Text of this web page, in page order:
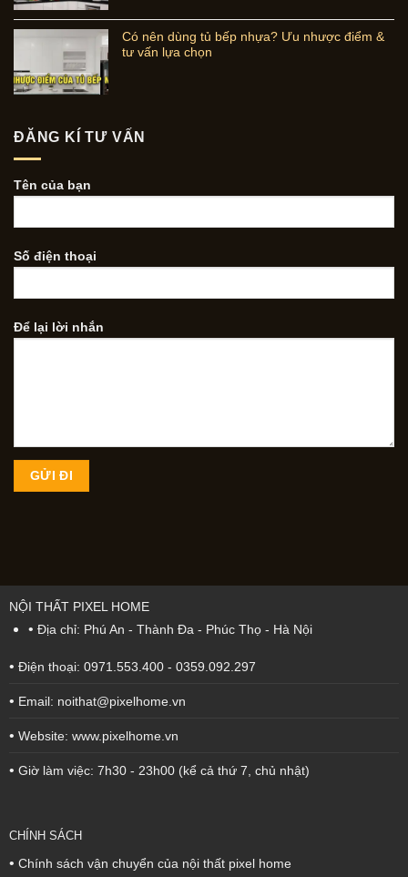
Có nên dùng tủ bếp nhựa? Ưu nhược điểm &
tư vấn lựa chọn
ĐĂNG KÍ TƯ VẤN
Tên của bạn
Số điện thoại
Để lại lời nhắn
NỘI THẤT PIXEL HOME
• Địa chỉ: Phú An - Thành Đa - Phúc Thọ - Hà Nội
• Điện thoại: 0971.553.400 - 0359.092.297
• Email: noithat@pixelhome.vn
• Website: www.pixelhome.vn
• Giờ làm việc: 7h30 - 23h00 (kể cả thứ 7, chủ nhật)
CHÍNH SÁCH
• Chính sách vận chuyển của nội thất pixel home